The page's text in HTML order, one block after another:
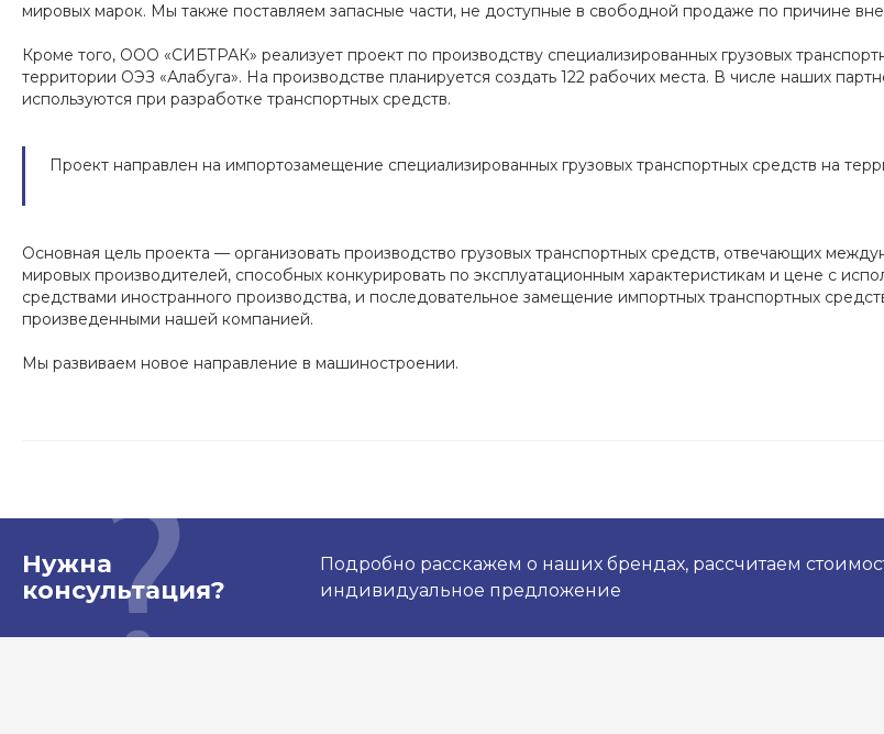
мировых марок. Мы также поставляем запасные части, не доступные в свободной продаже по причине
Кроме того, ООО «СИБТРАК» реализует проект по производству специализированных грузовых
территории ОЭЗ «Алабуга». На производстве планируется создать 122 рабочих места. В числе наших
используются при разработке транспортных средств.
Проект направлен на импортозамещение специализированных грузовых транспортных средств на
Основная цель проекта — организовать производство грузовых транспортных средств, отвечающих
мировых производителей, способных конкурировать по эксплуатационным характеристикам и цене с
средствами иностранного производства, и последовательное замещение импортных транспортных
произведенными нашей компанией.
Мы развиваем новое направление в машиностроении.
Нужна
консультация?
Подробно расскажем о наших брендах, рассчитаем
индивидуальное предложение